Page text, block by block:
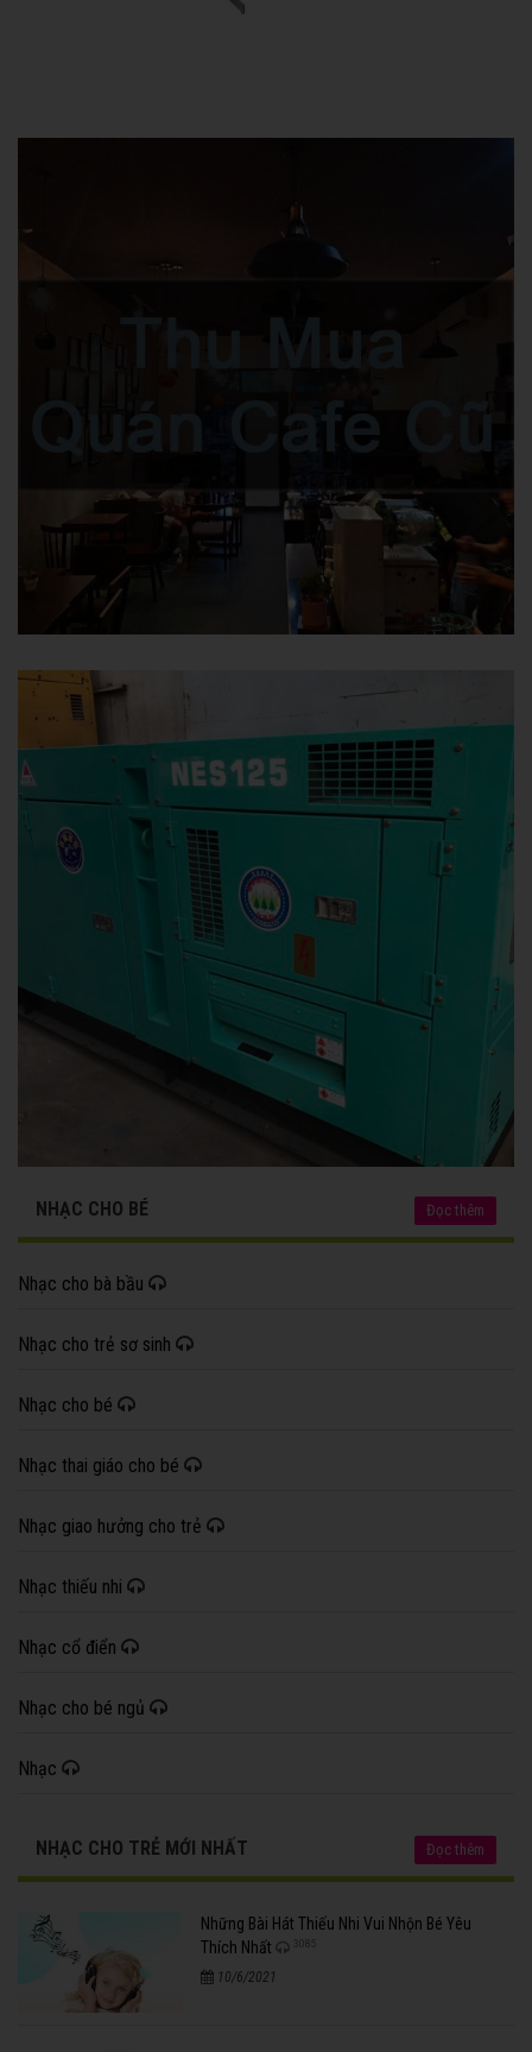
NHẠC CHO BÉ Đọc thêm
Nhạc cho bà bầu
Nhạc cho trẻ sơ sinh
Nhạc cho bé
Nhạc thai giáo cho bé
Nhạc giao hưởng cho trẻ
Nhạc thiếu nhi
Nhạc cổ điển
Nhạc cho bé ngủ
Nhạc
NHẠC CHO TRẺ MỚI NHẤT Đọc thêm
Những Bài Hát Thiếu Nhi Vui Nhộn Bé Yêu
Thích Nhất
3085
10/6/2021